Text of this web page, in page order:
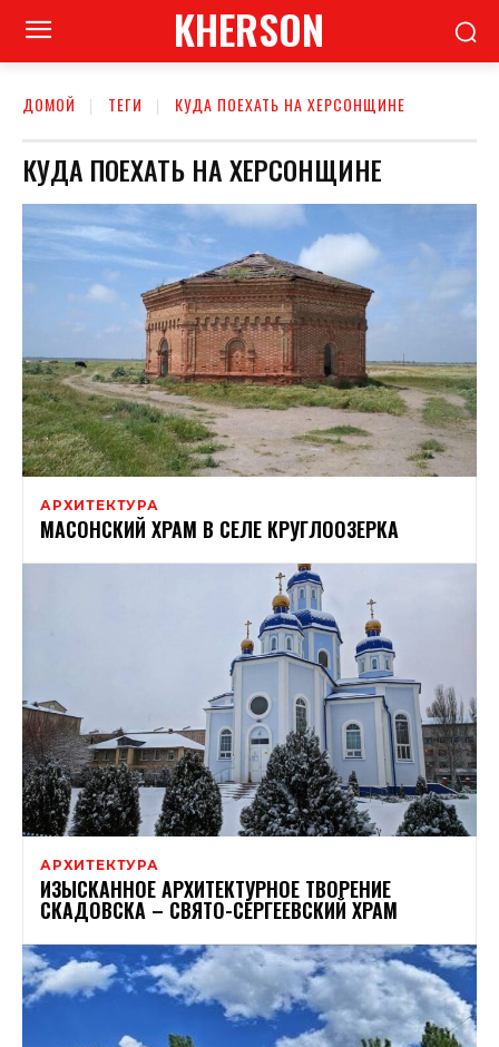
KHERSON
ДОМОЙ ТЕГИ КУДА ПОЕХАТЬ НА ХЕРСОНЩИНЕ
КУДА ПОЕХАТЬ НА ХЕРСОНЩИНЕ
АРХИТЕКТУРА
МАСОНСКИЙ ХРАМ В СЕЛЕ КРУГЛООЗЕРКА
АРХИТЕКТУРА
ИЗЫСКАННОЕ АРХИТЕКТУРНОЕ ТВОРЕНИЕ
СКАДОВСКА – СВЯТО-СЕРГЕЕВСКИЙ ХРАМ